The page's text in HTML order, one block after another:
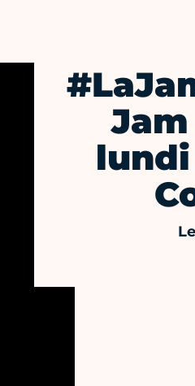
lundi